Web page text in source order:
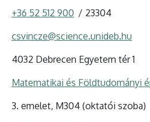
+36 52 512 900 23304
csvincze@science.unideb.hu
4032 Debrecen Egyetem tér 1
Matematikai és Földtudományi
3. emelet, M304 (oktatói szoba)